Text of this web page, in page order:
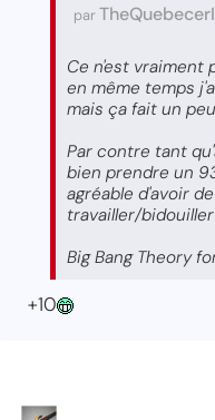
par
Ce n'est vraiment
en même temps
mais ça fait un
Par contre tant
bien prendre un
agréable d'avoir
travailler/
Big Bang Theory
+10